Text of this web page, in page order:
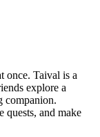
once. Taival is a
explore a
companion.
quests, and make